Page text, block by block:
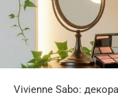
Vivienne Sabo: